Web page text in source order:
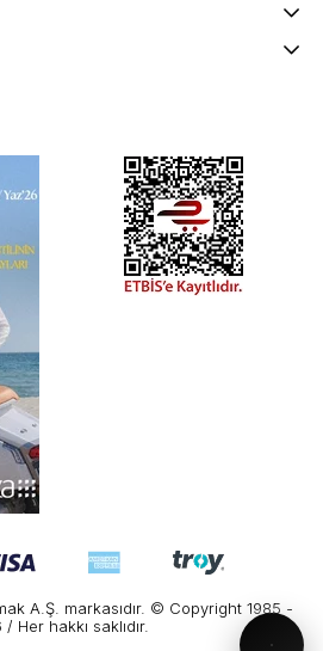
A.Ş. markasıdır. © Copyright 1985 -
Her hakkı saklıdır.